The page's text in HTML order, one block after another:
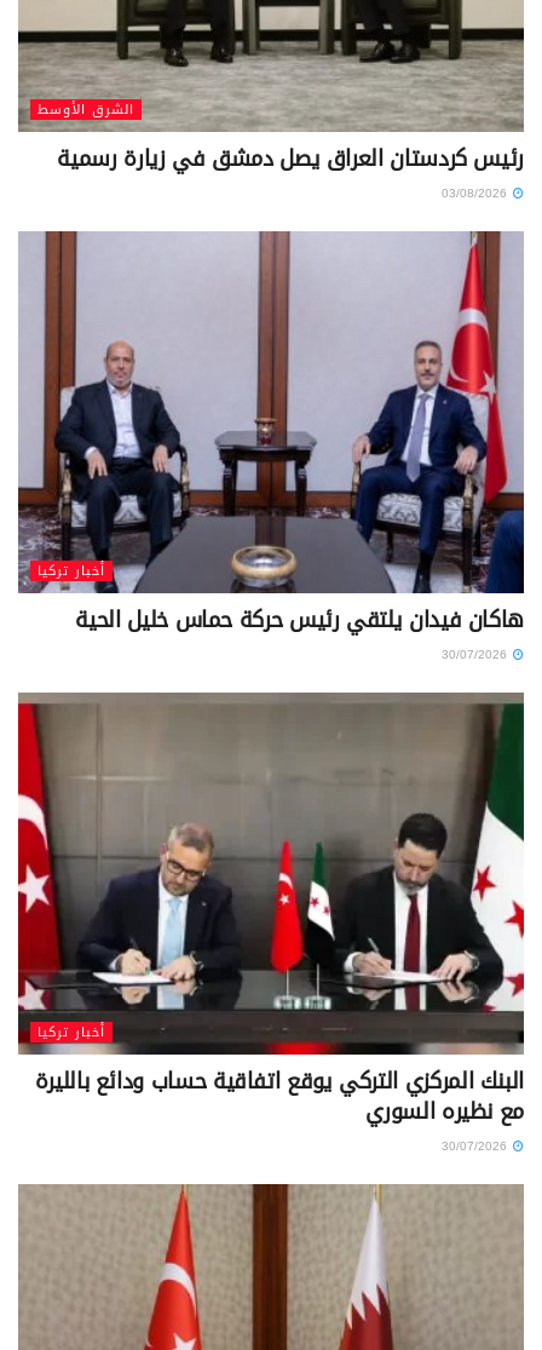
الشرق الأوسط
رئيس كردستان العراق يصل دمشق في زيارة رسمية
أخبار تركيا
هاكان فيدان يلتقي رئيس حركة حماس خليل الحية
أخبار تركيا
البنك المركزي التركي يوقع اتفاقية حساب ودائع بالليرة
مع نظيره السوري